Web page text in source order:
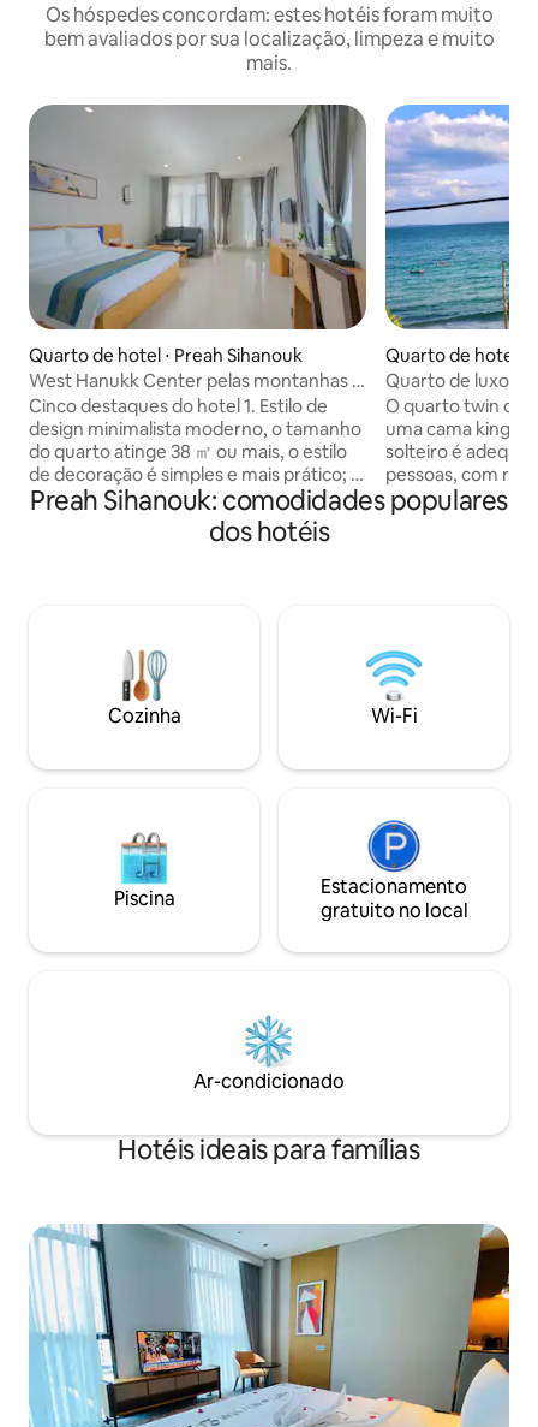
Os hóspedes concordam: estes hotéis foram muito
bem avaliados por sua localização, limpeza e muito
mais.
Quarto de hotel ⋅ Preah Sihanouk
West Hanukk Center pelas montanhas e
pelo mar/Recepcionista chinesa 24
horas/Café da manhã
grátis/Estacionamento gratuito 270
graus Seaview Luz Quarto com cama de
luxo
Cinco destaques do hotel 1. Estilo de
design minimalista moderno, o tamanho
do quarto atinge 38 ㎡ ou mais, o estilo
de decoração é simples e mais prático; o
hotel está localizado no meio da colina, a
cidade tem uma vista noturna
desobstruída, todos os quartos têm uma
são tecidos de algodão natural
importados de alta qualidade,
proporcionando a você um ambiente de
dormir saudável, confortável e limpo, e
humanas orientais para eliminar
pequena geladeira, uma chaleira e uma
TV para procurar canais de TV chineses.
Instalações de quartos convenientes
certamente farão você se sentir
cabelo no banheiro, abastecimento de
banho 4. O hotel oferece café da manhã
e serviços chineses. O logotipo do hotel
fica em chinês e inglês, e cada andar
está equipado com um intérprete para
lavanderia, traslado do aeroporto,
câmbio de moeda, estacionamento
e rápidos durante sua estadia.
Quarto de hotel ⋅
Quarto de luxo
solteiro no Blue
O quarto twin
uma cama king-
solteiro é
pessoas, com
e comodidades
condicionado,
romântica.
privativa,
aquáticos e
com snorkel,
Preah Sihanouk: comodidades populares
dos hotéis
Cozinha Wi-Fi
Piscina
Estacionamento
gratuito no local
Ar-condicionado
Hotéis ideais para famílias